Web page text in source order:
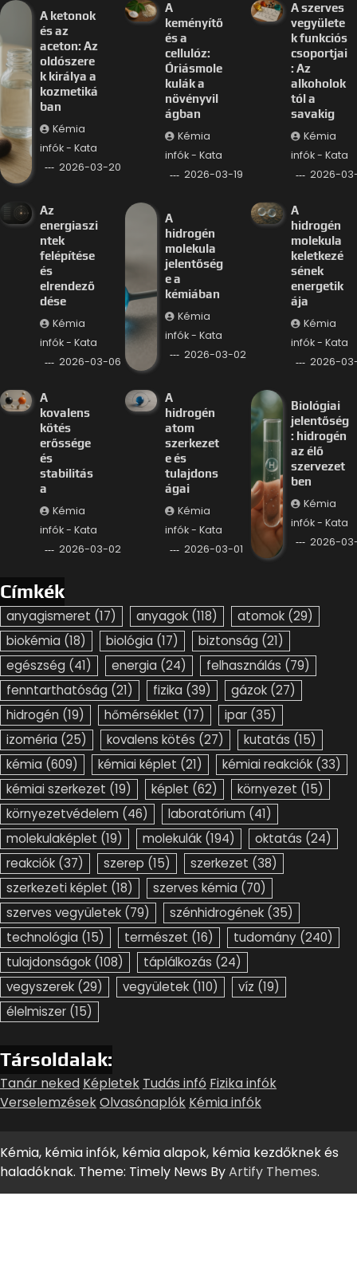
A ketonok
és az
aceton: Az
oldószere
k királya a
kozmetiká
ban
Kémia
infók - Kata
2026-03-20
A
keményítő
és a
cellulóz:
Óriásmole
kulák a
növényvil
ágban
Kémia
infók - Kata
2026-03-19
A szerves
vegyülete
k funkciós
csoportjai
: Az
alkoholok
tól a
savakig
Kémia
infók - Kata
2026-
Az
energiaszi
ntek
felépítése
és
elrendező
dése
Kémia
infók - Kata
2026-03-06
A
hidrogén
molekula
jelentőség
e a
kémiában
Kémia
infók - Kata
2026-03-02
A
hidrogén
molekula
keletkezé
sének
energetik
ája
Kémia
infók - Kata
2026-
A
kovalens
kötés
erőssége
és
stabilitás
a
Kémia
infók - Kata
2026-03-02
A
hidrogén
atom
szerkezet
e és
tulajdons
ágai
Kémia
infók - Kata
2026-03-01
Biológiai
jelentőség
: hidrogén
az élő
szervezet
ben
Kémia
infók - Kata
2026-
Címkék
anyagismeret (17) anyagok (118) atomok (29)
biokémia (18) biológia (17) biztonság (21)
egészség (41) energia (24) felhasználás (79)
fenntarthatóság (21) fizika (39) gázok (27)
hidrogén (19) hőmérséklet (17) ipar (35)
izoméria (25) kovalens kötés (27) kutatás (15)
kémia (609) kémiai képlet (21) kémiai reakciók (33)
kémiai szerkezet (19) képlet (62) környezet (15)
környezetvédelem (46) laboratórium (41)
molekulaképlet (19) molekulák (194) oktatás (24)
reakciók (37) szerep (15) szerkezet (38)
szerkezeti képlet (18) szerves kémia (70)
szerves vegyületek (79) szénhidrogének (35)
technológia (15) természet (16) tudomány (240)
tulajdonságok (108) táplálkozás (24)
vegyszerek (29) vegyületek (110) víz (19)
élelmiszer (15)
Társoldalak:
Tanár neked Képletek Tudás infó Fizika infók
VerselemzésekOlvasónaplók Kémia infók
Kémia, kémia infók, kémia alapok, kémia kezdőknek és
haladóknak. Theme: Timely News ByArtify Themes.